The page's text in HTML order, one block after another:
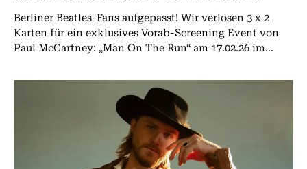
Berliner Beatles-Fans aufgepasst! Wir verlosen 3 x 2
Karten für ein exklusives Vorab-Screening Event von
Paul McCartney: „Man On The Run“ am 17.02.26 im...